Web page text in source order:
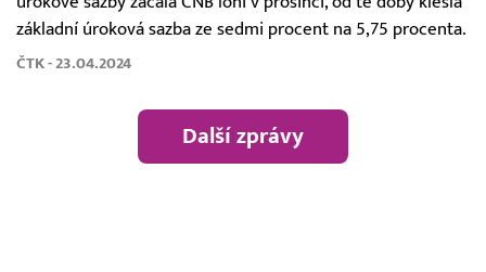
základní úroková sazba ze sedmi procent na 5,75 procenta.
ČTK - 23.04.2024
Další zprávy